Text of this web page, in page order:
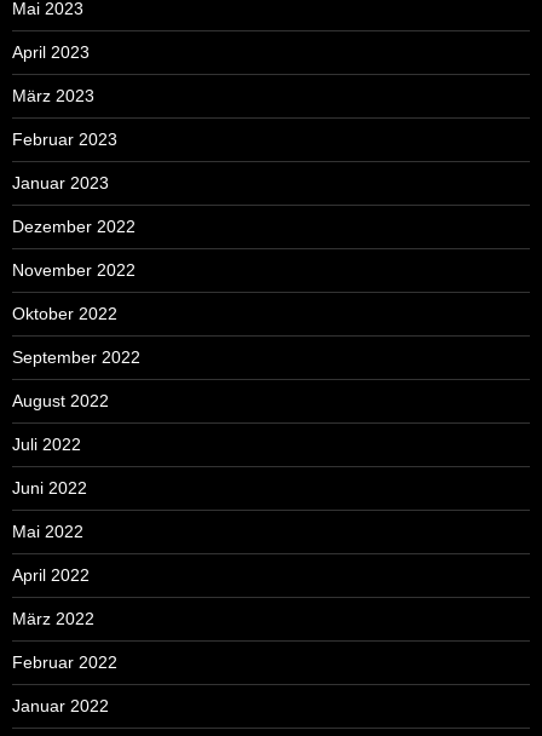
Mai 2023
April 2023
März 2023
Februar 2023
Januar 2023
Dezember 2022
November 2022
Oktober 2022
September 2022
August 2022
Juli 2022
Juni 2022
Mai 2022
April 2022
März 2022
Februar 2022
Januar 2022